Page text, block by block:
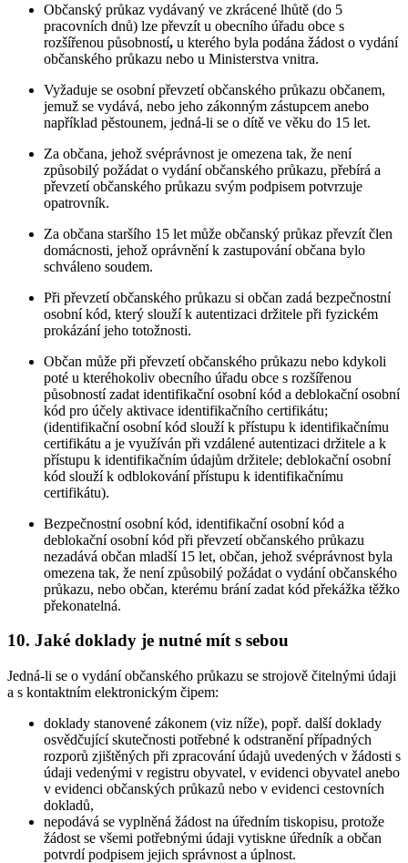
Občanský průkaz vydávaný ve zkrácené lhůtě (do 5
pracovních dnů) lze převzít u obecního úřadu obce s
rozšířenou působností, u kterého byla podána žádost o vydání
občanského průkazu nebo u Ministerstva vnitra.
Vyžaduje se osobní převzetí občanského průkazu občanem,
jemuž se vydává, nebo jeho zákonným zástupcem anebo
například pěstounem, jedná-li se o dítě ve věku do 15 let.
Za občana, jehož svéprávnost je omezena tak, že není
způsobilý požádat o vydání občanského průkazu, přebírá a
převzetí občanského průkazu svým podpisem potvrzuje
opatrovník.
Za občana staršího 15 let může občanský průkaz převzít člen
domácnosti, jehož oprávnění k zastupování občana bylo
schváleno soudem.
Při převzetí občanského průkazu si občan zadá bezpečnostní
osobní kód, který slouží k autentizaci držitele při fyzickém
prokázání jeho totožnosti.
Občan může při převzetí občanského průkazu nebo kdykoli
poté u kteréhokoliv obecního úřadu obce s rozšířenou
působností zadat identifikační osobní kód a deblokační osobní
kód pro účely aktivace identifikačního certifikátu;
(identifikační osobní kód slouží k přístupu k identifikačnímu
certifikátu a je využíván při vzdálené autentizaci držitele a k
přístupu k identifikačním údajům držitele; deblokační osobní
kód slouží k odblokování přístupu k identifikačnímu
certifikátu).
Bezpečnostní osobní kód, identifikační osobní kód a
deblokační osobní kód při převzetí občanského průkazu
nezadává občan mladší 15 let, občan, jehož svéprávnost byla
omezena tak, že není způsobilý požádat o vydání občanského
průkazu, nebo občan, kterému brání zadat kód překážka těžko
překonatelná.
10. Jaké doklady je nutné mít s sebou
Jedná-li se o vydání občanského průkazu se strojově čitelnými údaji
a s kontaktním elektronickým čipem:
doklady stanovené zákonem (viz níže), popř. další doklady
osvědčující skutečnosti potřebné k odstranění případných
rozporů zjištěných při zpracování údajů uvedených v žádosti s
údaji vedenými v registru obyvatel, v evidenci obyvatel anebo
v evidenci občanských průkazů nebo v evidenci cestovních
dokladů,
nepodává se vyplněná žádost na úředním tiskopisu, protože
žádost se všemi potřebnými údaji vytiskne úředník a občan
potvrdí podpisem jejich správnost a úplnost.